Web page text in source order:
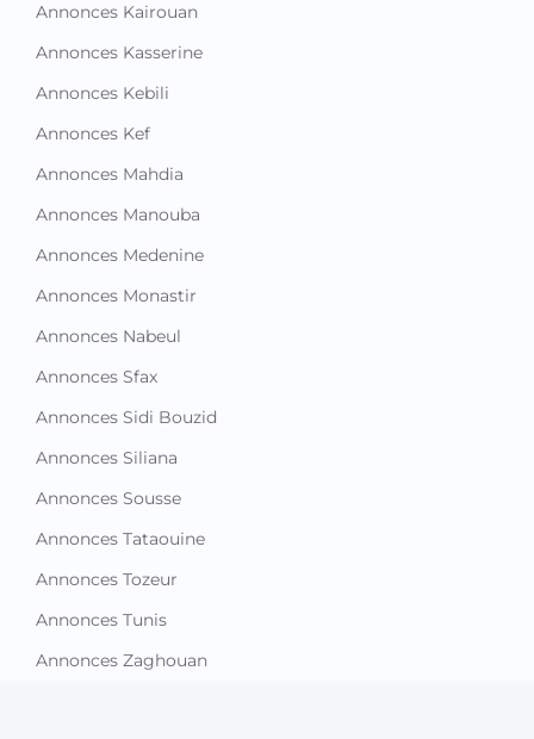
Annonces Kairouan
Annonces Kasserine
Annonces Kebili
Annonces Kef
Annonces Mahdia
Annonces Manouba
Annonces Medenine
Annonces Monastir
Annonces Nabeul
Annonces Sfax
Annonces Sidi Bouzid
Annonces Siliana
Annonces Sousse
Annonces Tataouine
Annonces Tozeur
Annonces Tunis
Annonces Zaghouan